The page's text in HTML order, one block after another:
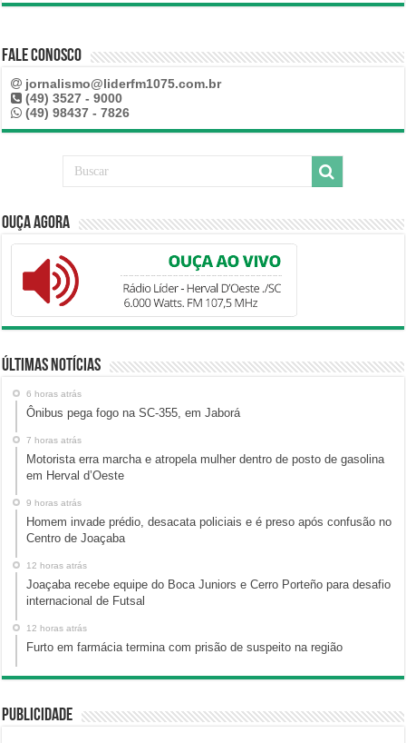
Fale Conosco
jornalismo@liderfm1075.com.br
(49) 3527 - 9000
(49) 98437 - 7826
Ouça Agora
Últimas Notícias
6 horas atrás
Ônibus pega fogo na SC-355, em Jaborá
7 horas atrás
Motorista erra marcha e atropela mulher dentro de posto de gasolina
em Herval d’Oeste
9 horas atrás
Homem invade prédio, desacata policiais e é preso após confusão no
Centro de Joaçaba
12 horas atrás
Joaçaba recebe equipe do Boca Juniors e Cerro Porteño para desafio
internacional de Futsal
12 horas atrás
Furto em farmácia termina com prisão de suspeito na região
Publicidade